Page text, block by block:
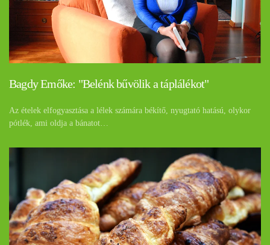
Bagdy Emőke: "Belénk bűvölik a táplálékot"
Az ételek elfogyasztása a lélek számára békítő, nyugtató hatású, olykor
pótlék, ami oldja a bánatot…